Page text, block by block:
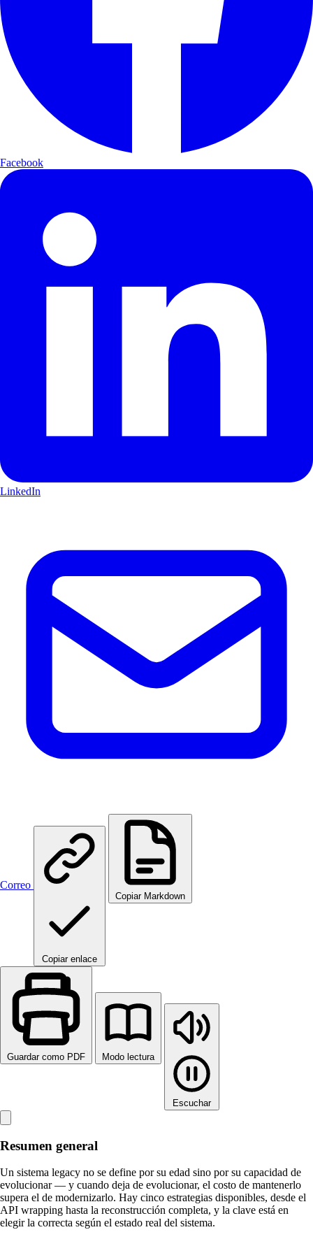
Facebook
LinkedIn
Correo
Copiar enlace
Copiar Markdown
Guardar como PDF Modo lectura
Escuchar
Resumen general
Un sistema legacy no se define por su edad sino por su capacidad de
evolucionar — y cuando deja de evolucionar, el costo de mantenerlo
supera el de modernizarlo. Hay cinco estrategias disponibles, desde el
API wrapping hasta la reconstrucción completa, y la clave está en
elegir la correcta según el estado real del sistema.